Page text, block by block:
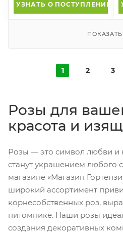
УЗНАТЬ О ПОСТУПЛЕНИИ
1 2 3
Розы для
красота и
Розы — это символ любви и
станут украшением любого
магазине «Магазин
широкий ассортимент
корнесобственных роз,
питомнике. Наши розы
создания декоративных